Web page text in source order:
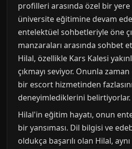
profilleri arasında özel bir
üniversite eğitimine devam
entelektüel sohbetleriyle öne
manzaraları arasında sohbet
Hilal, özellikle Kars Kalesi
çıkmayı seviyor. Onunla
bir escort hizmetinden fazlasını
deneyimlediklerini belirtiyorlar.
Hilal'in eğitim hayatı, onun
bir yansıması. Dil bilgisi ve
oldukça başarılı olan Hilal,